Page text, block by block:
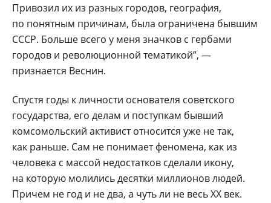
Привозил их из разных городов, география,
по понятным причинам, была ограничена бывшим
СССР. Больше всего у меня значков с гербами
городов и революционной тематикой”, —
признается Веснин.
Спустя годы к личности основателя советского
государства, его делам и поступкам бывший
комсомольский активист относится уже не так,
как раньше. Сам не понимает феномена, как из
человека с массой недостатков сделали икону,
на которую молились десятки миллионов людей.
Причем не год и не два, а чуть ли не весь XX век.